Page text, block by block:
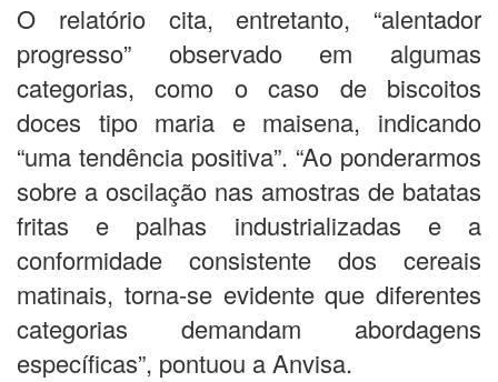
O relatório cita, entretanto, “alentador
progresso” observado em algumas
categorias, como o caso de biscoitos
doces tipo maria e maisena, indicando
“uma tendência positiva”. “Ao ponderarmos
sobre a oscilação nas amostras de batatas
fritas e palhas industrializadas e a
conformidade consistente dos cereais
matinais, torna-se evidente que diferentes
categorias demandam abordagens
específicas”, pontuou a Anvisa.